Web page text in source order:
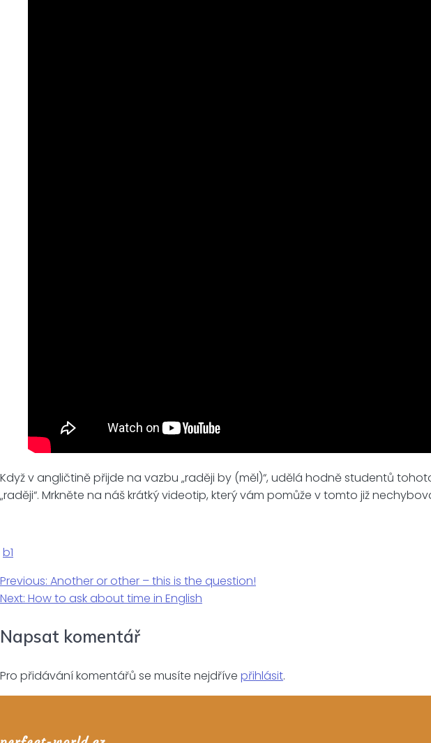
Když v angličtině přijde na vazbu „raději by (měl)“, udělá hodně studentů
„raději“. Mrkněte na náš krátký videotip, který vám pomůže v tomto již
b1
Navigace
pro
příspěvek
Previous: Previous
post:
Another or other – this is the question!
Next: Next
How to ask about time in English
Napsat komentář
Pro přidávání komentářů se musíte nejdříve přihlásit.